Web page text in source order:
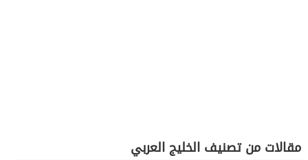
مقالات من تصنيف الخليج العربي